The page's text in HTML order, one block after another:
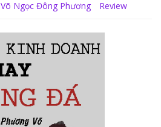
Võ Ngọc Đông Phương Review